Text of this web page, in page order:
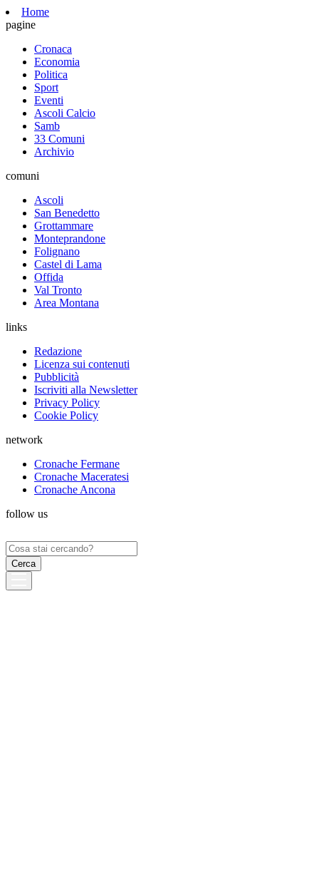
Home
pagine
Cronaca
Economia
Politica
Sport
Eventi
Ascoli Calcio
Samb
33 Comuni
Archivio
comuni
Ascoli
San Benedetto
Grottammare
Monteprandone
Folignano
Castel di Lama
Offida
Val Tronto
Area Montana
links
Redazione
Licenza sui contenuti
Pubblicità
Iscriviti alla Newsletter
Privacy Policy
Cookie Policy
network
Cronache Fermane
Cronache Maceratesi
Cronache Ancona
follow us
Ricerca
per: